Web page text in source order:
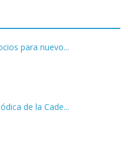
para nuevo...
de la Cade...